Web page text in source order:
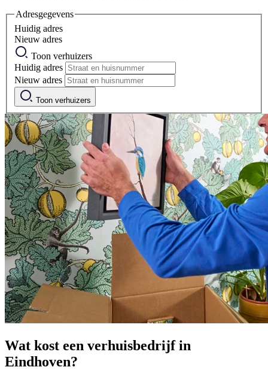
Adresgegevens
Huidig adres
Nieuw adres
Toon verhuizers
Huidig adres
Nieuw adres
Toon verhuizers
Wat kost een verhuisbedrijf in
Eindhoven?